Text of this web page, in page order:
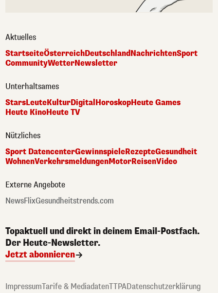
Aktuelles
StartseiteÖsterreichDeutschlandNachrichtenSport
CommunityWetterNewsletter
Unterhaltsames
StarsLeuteKulturDigital HoroskopHeute Games
Heute KinoHeute TV
Nützliches
Sport DatencenterGewinnspieleRezepteGesundheit
WohnenVerkehrsmeldungenMotorReisenVideo
Externe Angebote
NewsFlixGesundheitstrends.com
Topaktuell und direkt in deinem Email-Postfach.
Der Heute-Newsletter.
Jetzt abonnieren
ImpressumTarife & MediadatenTTPADatenschutzerklärung